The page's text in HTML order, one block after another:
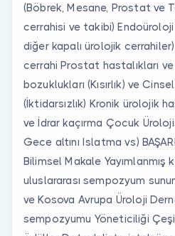
(Böbrek, Mesane, Prostat ve
cerrahisi ve takibi)
diğer kapalı ürolojik
cerrahi Prostat hastalıkları
bozuklukları (Kısırlık) ve
(İktidarsızlık) Kronik ürolojik
ve İdrar kaçırma Çocuk
Gece altını Islatma vs)
Bilimsel Makale
uluslararası sempozyum
ve Kosova Avrupa Üroloji
sempozyumu Yöneticiliği